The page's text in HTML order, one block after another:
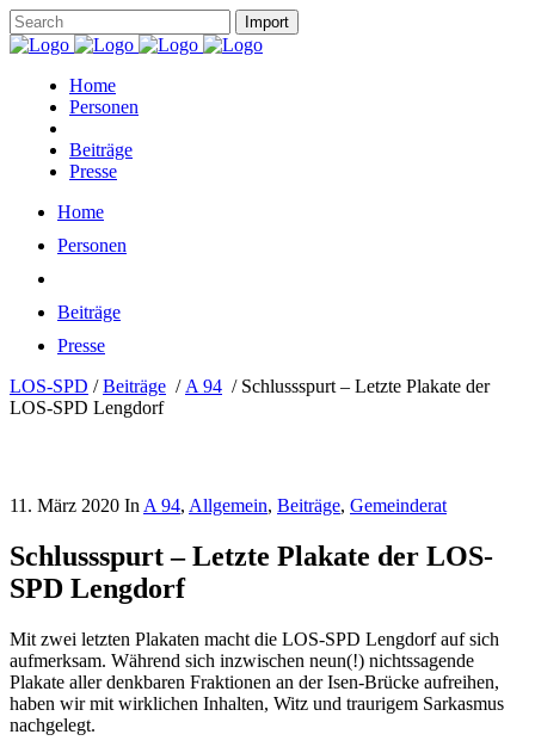
Home
Personen
Beiträge
Presse
Home
Personen
Beiträge
Presse
LOS-SPD /Beiträge / A 94 / Schlussspurt – Letzte Plakate der
LOS-SPD Lengdorf
11. März 2020 In A 94, Allgemein, Beiträge, Gemeinderat
Schlussspurt – Letzte Plakate der LOS-
SPD Lengdorf
Mit zwei letzten Plakaten macht die LOS-SPD Lengdorf auf sich
aufmerksam. Während sich inzwischen neun(!) nichtssagende
Plakate aller denkbaren Fraktionen an der Isen-Brücke aufreihen,
haben wir mit wirklichen Inhalten, Witz und traurigem Sarkasmus
nachgelegt.